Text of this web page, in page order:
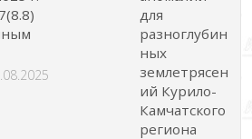
для
разноглубин
ных
землетрясен
ий Курило-
Камчатского
региона